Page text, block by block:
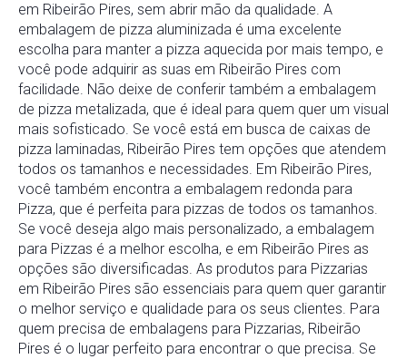
em Ribeirão Pires, sem abrir mão da qualidade. A
embalagem de pizza aluminizada é uma excelente
escolha para manter a pizza aquecida por mais tempo, e
você pode adquirir as suas em Ribeirão Pires com
facilidade. Não deixe de conferir também a embalagem
de pizza metalizada, que é ideal para quem quer um visual
mais sofisticado. Se você está em busca de caixas de
pizza laminadas, Ribeirão Pires tem opções que atendem
todos os tamanhos e necessidades. Em Ribeirão Pires,
você também encontra a embalagem redonda para
Pizza, que é perfeita para pizzas de todos os tamanhos.
Se você deseja algo mais personalizado, a embalagem
para Pizzas é a melhor escolha, e em Ribeirão Pires as
opções são diversificadas. As produtos para Pizzarias
em Ribeirão Pires são essenciais para quem quer garantir
o melhor serviço e qualidade para os seus clientes. Para
quem precisa de embalagens para Pizzarias, Ribeirão
Pires é o lugar perfeito para encontrar o que precisa. Se